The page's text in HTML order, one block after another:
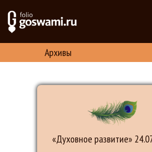
Архивы
«Духовное развитие»